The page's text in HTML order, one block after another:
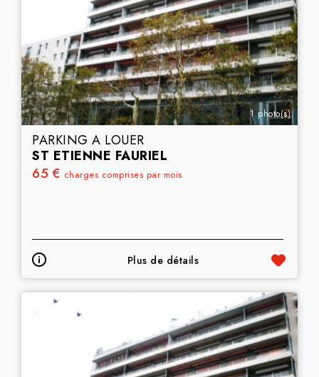
1 photo(s)
PARKING A LOUER
ST ETIENNE FAURIEL
65 € charges comprises par mois
Plus de détails